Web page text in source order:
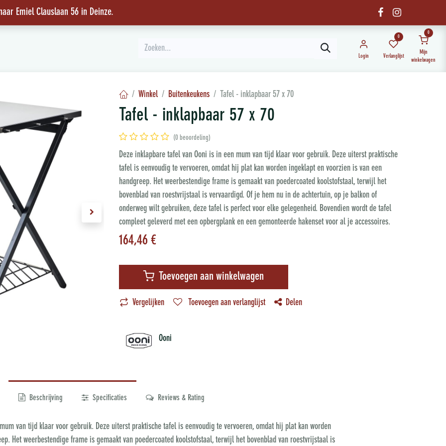
Emiel Clauslaan 56 in Deinze.
Login
0
Verlanglijst
0
Mijn
winkelwagen
Winkel Buitenkeukens Tafel - inklapbaar 57 x 70
Tafel - inklapbaar 57 x 70
(0 beoordeling)
Deze inklapbare tafel van Ooni is in een mum van tijd klaar voor gebruik. Deze uiterst praktische
tafel is eenvoudig te vervoeren, omdat hij plat kan worden ingeklapt en voorzien is van een
handgreep. Het weerbestendige frame is gemaakt van poedercoated koolstofstaal, terwijl het
bovenblad van roestvrijstaal is vervaardigd. Of je hem nu in de achtertuin, op je balkon of
onderweg wilt gebruiken, deze tafel is perfect voor elke gelegenheid. Bovendien wordt de tafel
compleet geleverd met een opbergplank en een gemonteerde hakenset voor al je accessoires.
164,46 €
Toevoegen aan winkelwagen
Vergelijken Toevoegen aan verlanglijst Delen
Ooni
Beschrijving Specificaties Reviews & Rating
van tijd klaar voor gebruik. Deze uiterst praktische tafel is eenvoudig te vervoeren, omdat hij plat kan worden
Het weerbestendige frame is gemaakt van poedercoated koolstofstaal, terwijl het bovenblad van roestvrijstaal is